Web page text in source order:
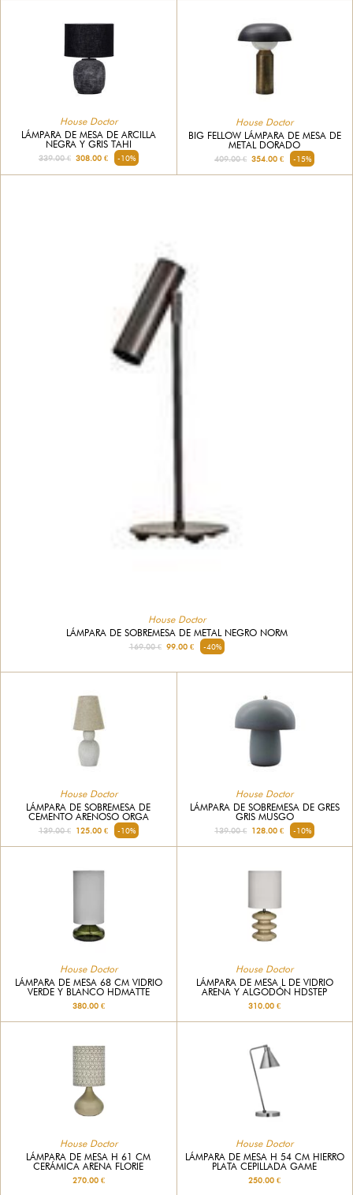
House Doctor
LÁMPARA DE MESA DE ARCILLA
NEGRA Y GRIS TAHI
339.00 €308.00 € -10%
House Doctor
BIG FELLOW LÁMPARA DE MESA DE
METAL DORADO
409.00 € 354.00 € -15%
House Doctor
LÁMPARA DE SOBREMESA DE METAL NEGRO NORM
169.00 €99.00 € -40%
House Doctor
LÁMPARA DE SOBREMESA DE
CEMENTO ARENOSO ORGA
139.00 €125.00 € -10%
House Doctor
LÁMPARA DE SOBREMESA DE GRES
GRIS MUSGO
139.00 € 128.00 € -10%
House Doctor
LÁMPARA DE MESA 68 CM VIDRIO
VERDE Y BLANCO HDMATTE
380.00 €
House Doctor
LÁMPARA DE MESA L DE VIDRIO
ARENA Y ALGODÓN HDSTEP
310.00 €
House Doctor
LÁMPARA DE MESA H 61 CM
CERÁMICA ARENA FLORIE
270.00 €
House Doctor
LÁMPARA DE MESA H 54 CM HIERRO
PLATA CEPILLADA GAME
250.00 €